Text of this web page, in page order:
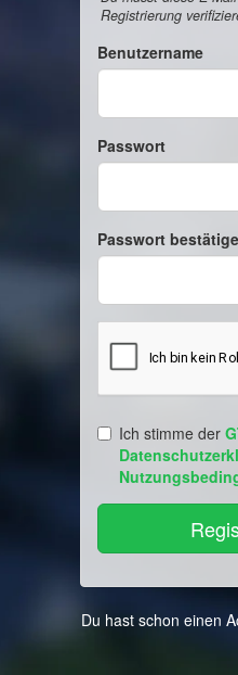
Registrierung
Benutzername
Passwort
Passwort
Ich stimme der
Du hast schon einen